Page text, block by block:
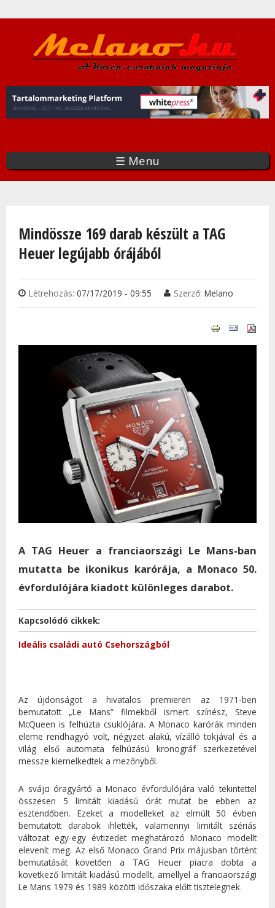
a
tartalomra
☰ Menu
Mindössze 169 darab készült a TAG
Heuer legújabb órájából
Létrehozás: 07/17/2019 - 09:55 Szerző: Melano
A TAG Heuer a franciaországi Le Mans-ban
mutatta be ikonikus karórája, a Monaco 50.
évfordulójára kiadott különleges darabot.
Kapcsolódó cikkek:
Ideális családi autó Csehországból
Az újdonságot a hivatalos premieren az 1971-ben
bemutatott „Le Mans” filmekből ismert színész, Steve
McQueen is felhúzta csuklójára. A Monaco karórák minden
eleme rendhagyó volt, négyzet alakú, vízálló tokjával és a
világ első automata felhúzású kronográf szerkezetével
messze kiemelkedtek a mezőnyből.
A svájci óragyártó a Monaco évfordulójára való tekintettel
összesen 5 limitált kiadású órát mutat be ebben az
esztendőben. Ezeket a modelleket az elmúlt 50 évben
bemutatott darabok ihlették, valamennyi limitált szériás
változat egy-egy évtizedet meghatározó Monaco modellt
elevenít meg. Az első Monaco Grand Prix májusban történt
bemutatását követően a TAG Heuer piacra dobta a
következő limitált kiadású modellt, amellyel a franciaországi
Le Mans 1979 és 1989 közötti időszaka előtt tisztelegnek.